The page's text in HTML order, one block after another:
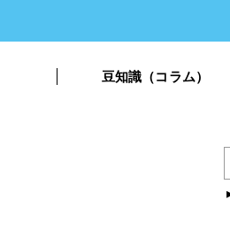
豆知識（コラム）